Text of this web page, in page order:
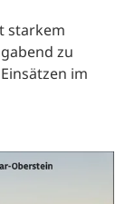
starkem
zu
im